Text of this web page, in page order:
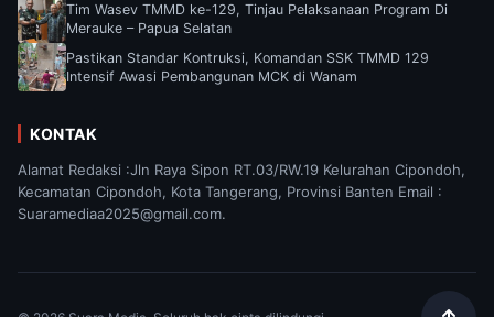
Tim Wasev TMMD ke-129, Tinjau Pelaksanaan Program Di
Merauke – Papua Selatan
Pastikan Standar Kontruksi, Komandan SSK TMMD 129
Intensif Awasi Pembangunan MCK di Wanam
KONTAK
Alamat Redaksi :Jln Raya Sipon RT.03/RW.19 Kelurahan Cipondoh,
Kecamatan Cipondoh, Kota Tangerang, Provinsi Banten Email :
Suaramediaa2025@gmail.com.